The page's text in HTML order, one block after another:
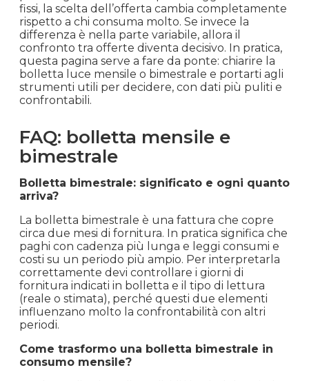
fissi, la scelta dell’offerta cambia completamente
rispetto a chi consuma molto. Se invece la
differenza è nella parte variabile, allora il
confronto tra offerte diventa decisivo. In pratica,
questa pagina serve a fare da ponte: chiarire la
bolletta luce mensile o bimestrale e portarti agli
strumenti utili per decidere, con dati più puliti e
confrontabili.
FAQ: bolletta mensile e
bimestrale
Bolletta bimestrale: significato e ogni quanto
arriva?
La bolletta bimestrale è una fattura che copre
circa due mesi di fornitura. In pratica significa che
paghi con cadenza più lunga e leggi consumi e
costi su un periodo più ampio. Per interpretarla
correttamente devi controllare i giorni di
fornitura indicati in bolletta e il tipo di lettura
(reale o stimata), perché questi due elementi
influenzano molto la confrontabilità con altri
periodi.
Come trasformo una bolletta bimestrale in
consumo mensile?